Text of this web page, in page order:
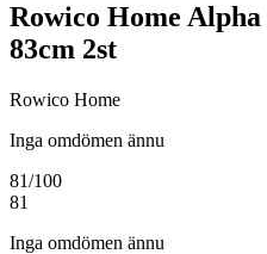
Rowico Home
83cm 2st
Rowico Home
Inga omdömen ännu
81/100
81
Inga omdömen ännu